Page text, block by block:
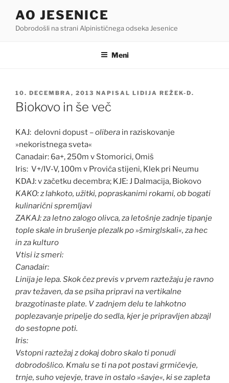
vsebino
AO JESENICE
Dobrodošli na strani Alpinističnega odseka Jesenice
Meni
OBJAVLJENO
DNE
10. DECEMBRA, 2013 NAPISAL LIDIJA REŽEK-D.
Biokovo in še več
KAJ: delovni dopust –olibera in raziskovanje
»nekoristnega sveta«
Canadair: 6a+, 250m v Stomorici, Omiš
Iris: V+/IV-V, 100m v Provića stijeni, Klek pri Neumu
KDAJ: v začetku decembra; KJE: J Dalmacija, Biokovo
KAKO: z lahkoto, užitki, popraskanimi rokami, ob bogati
kulinarični spremljavi
ZAKAJ: za letno zalogo olivca, za letošnje zadnje tipanje
tople skale in brušenje plezalk po »šmirglskali«, za hec
in za kulturo
Vtisi iz smeri:
Canadair:
Linija je lepa. Skok čez previs v prvem raztežaju je ravno
prav težaven, da se psiha pripravi na vertikalne
brazgotinaste plate. V zadnjem delu te lahkotno
poplezavanje pripelje do sedla, kjer je pripravljen abzajl
do sestopne poti.
Iris:
Vstopni raztežaj z dokaj dobro skalo ti ponudi
dobrodošlico. Kmalu se ti na pot postavi grmičevje,
trnje, suho vejevje, trave in ostalo »šavje«, ki se zapleta